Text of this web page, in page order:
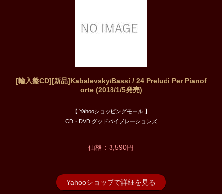
[輸入盤CD][新品]Kabalevsky/Bassi / 24 Preludi Per Pianof
orte (2018/1/5発売)
【 Yahooショッピングモール 】
CD・DVD グッドバイブレーションズ
価格：3,590円
Yahooショップで詳細を見る